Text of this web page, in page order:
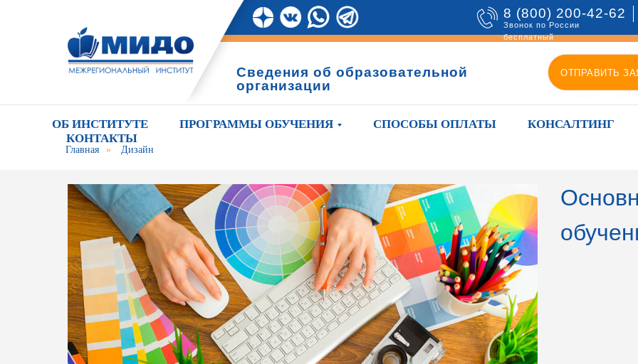
8 (800) 200-42-62
Звонок по России
бесплатный
ОТПРАВИТЬ
Сведения об образовательной
организации
ОБ ИНСТИТУТЕ ПРОГРАММЫ ОБУЧЕНИЯ СПОСОБЫ ОПЛАТЫ
КОНСАЛТИНГ
КОНТАКТЫ
Главная » Дизайн